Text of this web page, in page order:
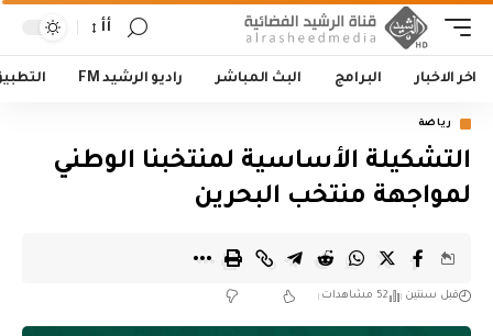
أأ
اخر الاخبار البرامج البث المباشر راديو الرشيد FM
رياضة
التشكيلة الأساسية لمنتخبنا الوطني
لمواجهة منتخب البحرين
قبل سنتين 52 مشاهدات